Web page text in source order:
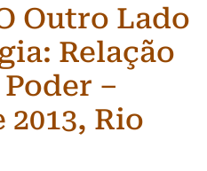
Outro Lado
Relação
–
Rio